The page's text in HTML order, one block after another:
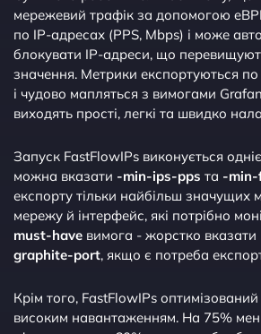
мережевий трафік за допомогою
по IP-адресах (PPS, Mbps) і може
блокувати IP-адреси, що
значення. Метрики експортуються
і чудово мапляться з вимогами
виходять прості, легкі та швидко
Запуск FastFlowIPs виконується
можна вказати -min-ips-pps та -
експорту тільки найбільш значущих
мережу й інтерфейс, які потрібно
must-have вимога - жорстко вказати
graphite-port, якщо є потреба
Крім того, FastFlowIPs
високим навантаженням. На 75%